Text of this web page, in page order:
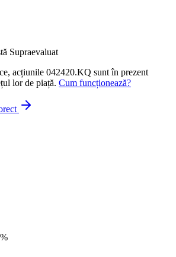
Supraevaluat
acțiunile 042420.KQ sunt în prezent
lor de piață. Cum funcționează?